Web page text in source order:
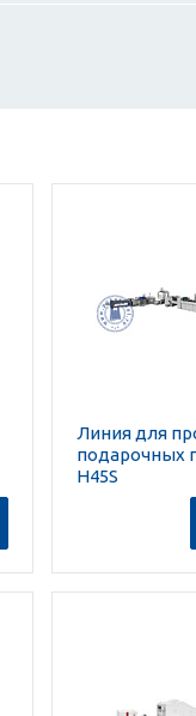
Линия для
подарочных
H45S